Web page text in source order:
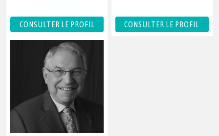
CONSULTER LE PROFIL CONSULTER LE PROFIL